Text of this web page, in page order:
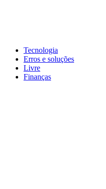
John-Henrique
Distribuindo conteúdo útil
Tecnologia
Erros e soluções
Livre
Finanças